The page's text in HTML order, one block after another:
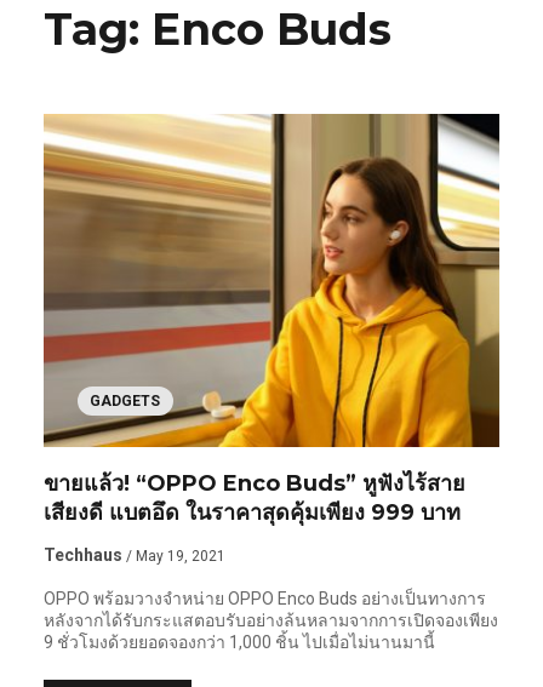
Tag: Enco Buds
GADGETS
ขายแล้ว! “OPPO Enco Buds” หูฟังไร้สาย
เสียงดี แบตอึด ในราคาสุดคุ้มเพียง 999 บาท
Techhaus / May 19, 2021
OPPO พร้อมวางจำหน่าย OPPO Enco Buds อย่างเป็นทางการ
หลังจากได้รับกระแสตอบรับอย่างล้นหลามจากการเปิดจองเพียง
9 ชั่วโมงด้วยยอดจองกว่า 1,000 ชิ้น ไปเมื่อไม่นานมานี้